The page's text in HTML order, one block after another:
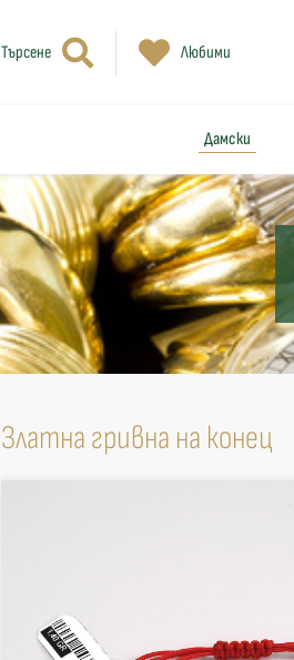
Търсене Любими
Дамски
Златна гривна на конец